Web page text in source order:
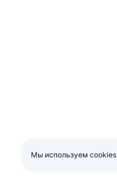
Мы используем